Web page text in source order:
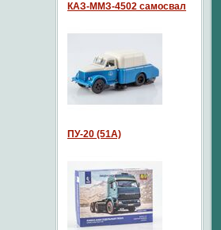
КАЗ-ММЗ-4502 самосвал
ПУ-20 (51А)